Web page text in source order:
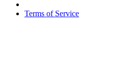
Terms of Service